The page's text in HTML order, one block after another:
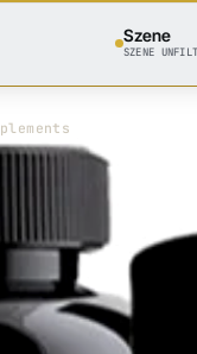
Szene
SZENE